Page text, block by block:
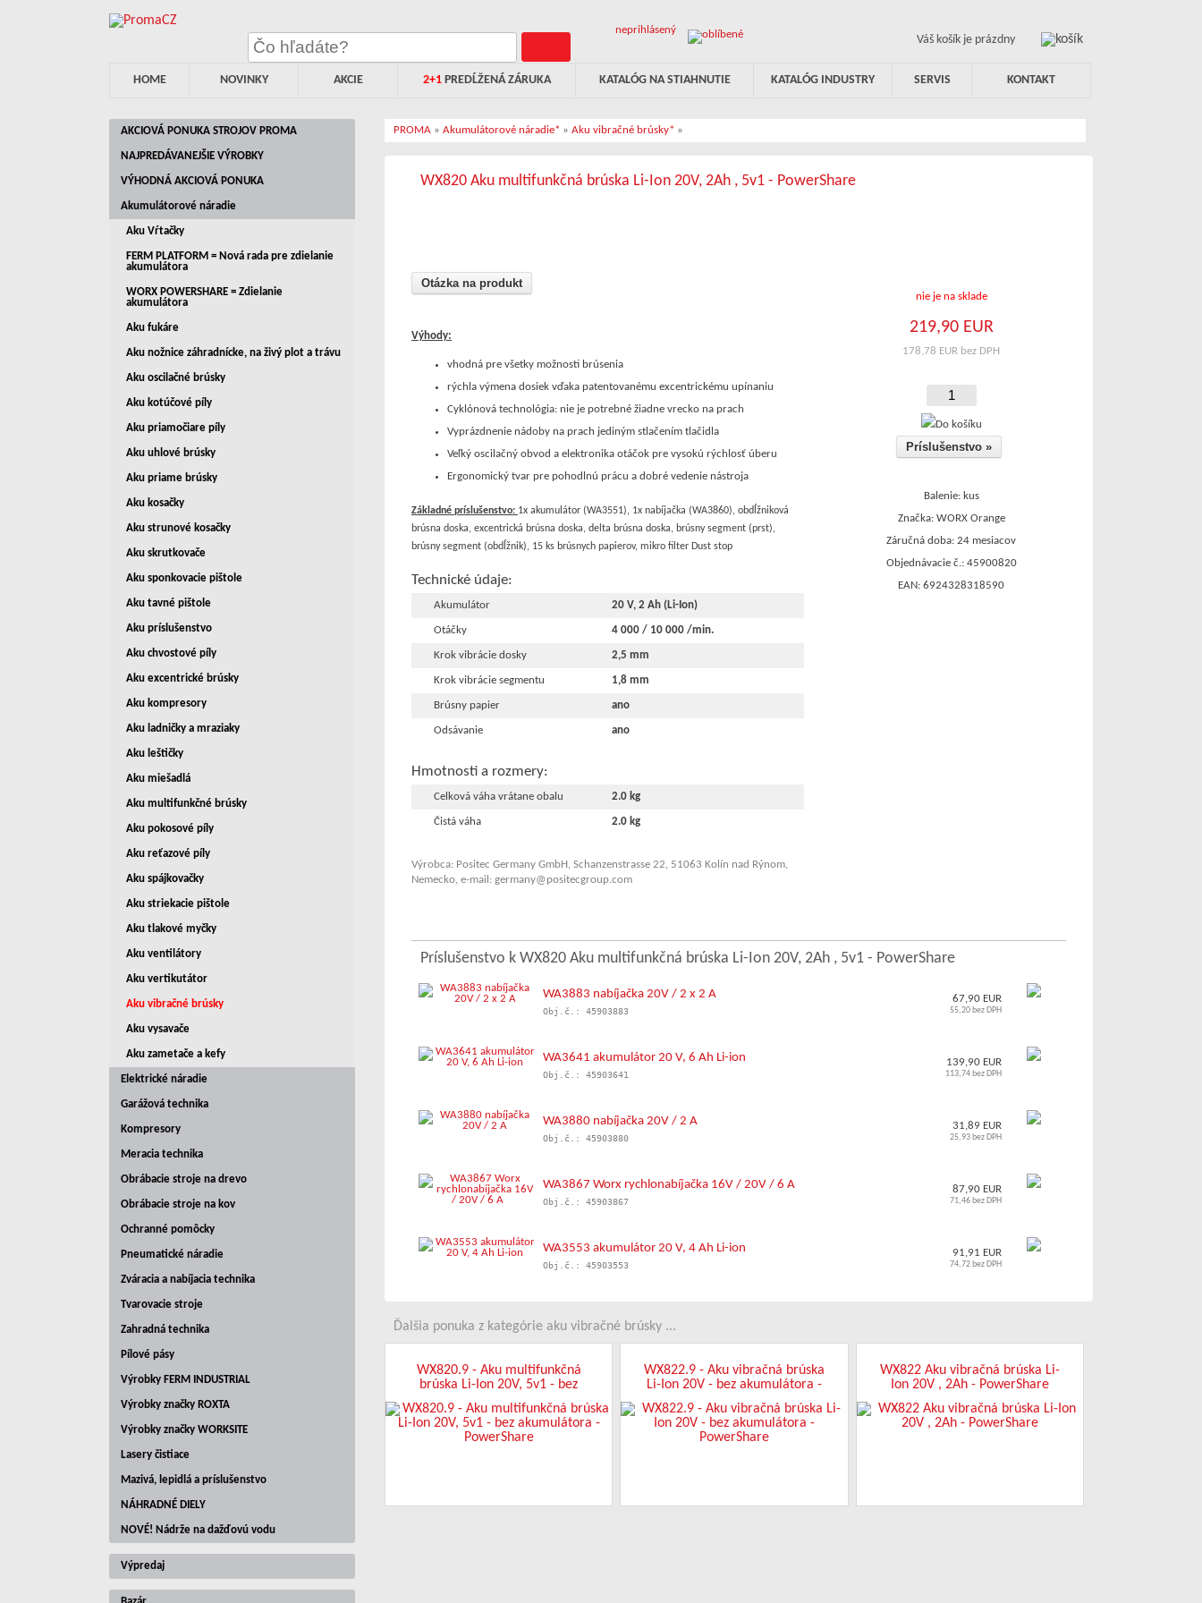
neprihlásený
Váš košík je prázdny
HOME NOVINKY AKCIE 2+1PREDĹŽENÁ ZÁRUKA KATALÓG NA STIAHNUTIE KATALÓG INDUSTRY SERVIS KONTAKT
AKCIOVÁ PONUKA STROJOV PROMA
NAJPREDÁVANEJŠIE VÝROBKY
VÝHODNÁ AKCIOVÁ PONUKA
Akumulátorové náradie
Aku Vŕtačky
FERM PLATFORM = Nová rada pre zdielanie
akumulátora
WORX POWERSHARE = Zdielanie
akumulátora
Aku fukáre
Aku nožnice záhradnícke, na živý plot a trávu
Aku oscilačné brúsky
Aku kotúčové píly
Aku priamočiare píly
Aku uhlové brúsky
Aku priame brúsky
Aku kosačky
Aku strunové kosačky
Aku skrutkovače
Aku sponkovacie pištole
Aku tavné pištole
Aku príslušenstvo
Aku chvostové píly
Aku excentrické brúsky
Aku kompresory
Aku ladničky a mraziaky
Aku leštičky
Aku miešadlá
Aku multifunkčné brúsky
Aku pokosové píly
Aku reťazové píly
Aku spájkovačky
Aku striekacie pištole
Aku tlakové myčky
Aku ventilátory
Aku vertikutátor
Aku vibračné brúsky
Aku vysavače
Aku zametače a kefy
Elektrické náradie
Garážová technika
Kompresory
Meracia technika
Obrábacie stroje na drevo
Obrábacie stroje na kov
Ochranné pomôcky
Pneumatické náradie
Zváracia a nabíjacia technika
Tvarovacie stroje
Zahradná technika
Pílové pásy
Výrobky FERM INDUSTRIAL
Výrobky značky ROXTA
Výrobky značky WORKSITE
Lasery čistiace
Mazivá, lepidlá a príslušenstvo
NÁHRADNÉ DIELY
NOVÉ! Nádrže na dažďovú vodu
Výpredaj
PROMA » Akumulátorové náradie* » Aku vibračné brúsky* »
WX820 Aku multifunkčná brúska Li-Ion 20V, 2Ah , 5v1 - PowerShare
Otázka na produkt
Výhody:
vhodná pre všetky možnosti brúsenia
rýchla výmena dosiek vďaka patentovanému excentrickému upínaniu
Cyklónová technológia: nie je potrebné žiadne vrecko na prach
Vyprázdnenie nádoby na prach jediným stlačením tlačidla
Veľký oscilačný obvod a elektronika otáčok pre vysokú rýchlosť úberu
Ergonomický tvar pre pohodlnú prácu a dobré vedenie nástroja
Základné príslušenstvo: 1x akumulátor (WA3551), 1x nabíjačka (WA3860), obdĺžniková
brúsna doska, excentrická brúsna doska, delta brúsna doska, brúsny segment (prst),
brúsny segment (obdĺžnik), 15 ks brúsnych papierov, mikro filter Dust stop
Technické údaje:
Akumulátor 20 V, 2 Ah (Li-Ion)
Otáčky 4 000 / 10 000 /min.
Krok vibrácie dosky 2,5 mm
Krok vibrácie segmentu 1,8 mm
Brúsny papier ano
Odsávanie ano
Hmotnosti a rozmery:
Celková váha vrátane obalu 2.0 kg
Čistá váha 2.0 kg
Výrobca: Positec Germany GmbH, Schanzenstrasse 22, 51063 Kolín nad Rýnom,
Nemecko, e-mail: germany@positecgroup.com
nie je na sklade
219,90 EUR
178,78 EUR bez DPH
Príslušenstvo »
Balenie: kus
Značka: WORX Orange
Záručná doba: 24 mesiacov
Objednávacie č.: 45900820
EAN: 6924328318590
Príslušenstvo k WX820 Aku multifunkčná brúska Li-Ion 20V, 2Ah , 5v1 - PowerShare
WA3883 nabíjačka 20V / 2 x 2 A
Obj.č.: 45903883
67,90 EUR
55,20 bez DPH
WA3641 akumulátor 20 V, 6 Ah Li-ion
Obj.č.: 45903641
139,90 EUR
113,74 bez DPH
WA3880 nabíjačka 20V / 2 A
Obj.č.: 45903880
31,89 EUR
25,93 bez DPH
WA3867 Worx rychlonabíjačka 16V / 20V / 6 A
Obj.č.: 45903867
87,90 EUR
71,46 bez DPH
WA3553 akumulátor 20 V, 4 Ah Li-ion
Obj.č.: 45903553
91,91 EUR
74,72 bez DPH
Ďalšia ponuka z kategórie aku vibračné brúsky ...
WX820.9 - Aku multifunkčná
brúska Li-Ion 20V, 5v1 - bez
WX822.9 - Aku vibračná brúska
Li-Ion 20V - bez akumulátora -
WX822 Aku vibračná brúska Li-
Ion 20V , 2Ah - PowerShare